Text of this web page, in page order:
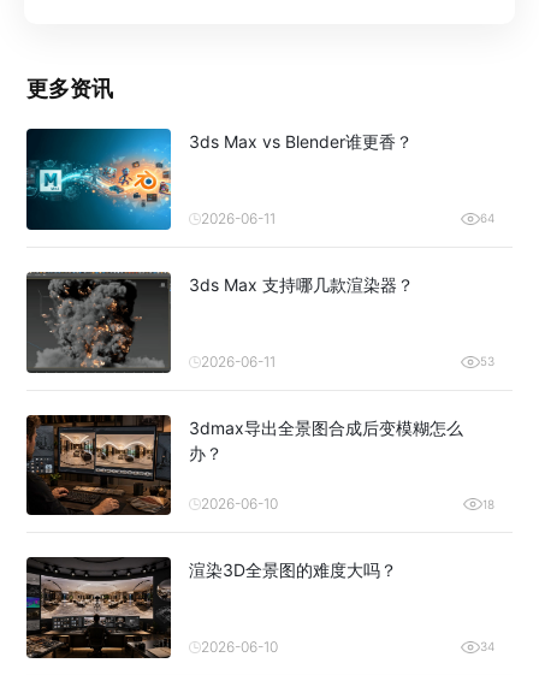
更多资讯
3ds Max vs Blender谁更香？
2026-06-11 64
3ds Max 支持哪几款渲染器？
2026-06-11 53
3dmax导出全景图合成后变模糊怎么
办？
2026-06-10 18
渲染3D全景图的难度大吗？
2026-06-10 34